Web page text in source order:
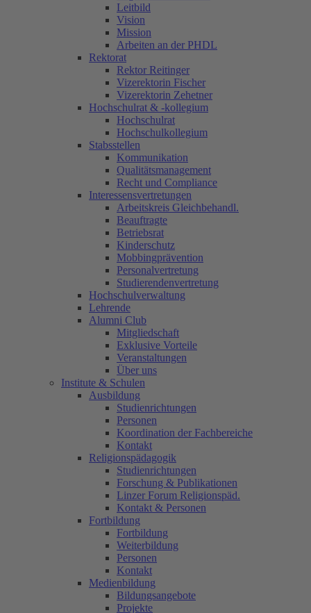
Leitbild
Vision
Mission
Arbeiten an der PHDL
Rektorat
Rektor Reitinger
Vizerektorin Fischer
Vizerektorin Zehetner
Hochschulrat & -kollegium
Hochschulrat
Hochschulkollegium
Stabsstellen
Kommunikation
Qualitätsmanagement
Recht und Compliance
Interessensvertretungen
Arbeitskreis Gleichbehandl.
Beauftragte
Betriebsrat
Kinderschutz
Mobbingprävention
Personalvertretung
Studierendenvertretung
Hochschulverwaltung
Lehrende
Alumni Club
Mitgliedschaft
Exklusive Vorteile
Veranstaltungen
Über uns
Institute & Schulen
Ausbildung
Studienrichtungen
Personen
Koordination der Fachbereiche
Kontakt
Religionspädagogik
Studienrichtungen
Forschung & Publikationen
Linzer Forum Religionspäd.
Kontakt & Personen
Fortbildung
Fortbildung
Weiterbildung
Personen
Kontakt
Medienbildung
Bildungsangebote
Projekte